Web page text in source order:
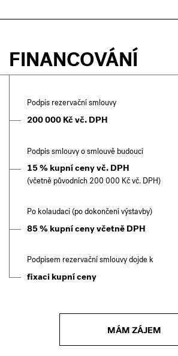
FINANCOVÁNÍ
Podpis rezervační smlouvy
200 000 Kč vč. DPH
Podpis smlouvy o smlouvě budoucí
15 % kupní ceny vč. DPH
(včetně původních 200 000 Kč vč. DPH)
Po kolaudaci (po dokončení výstavby)
85 % kupní ceny včetně DPH
Podpisem rezervační smlouvy dojde k
fixaci kupní ceny
MÁM ZÁJEM